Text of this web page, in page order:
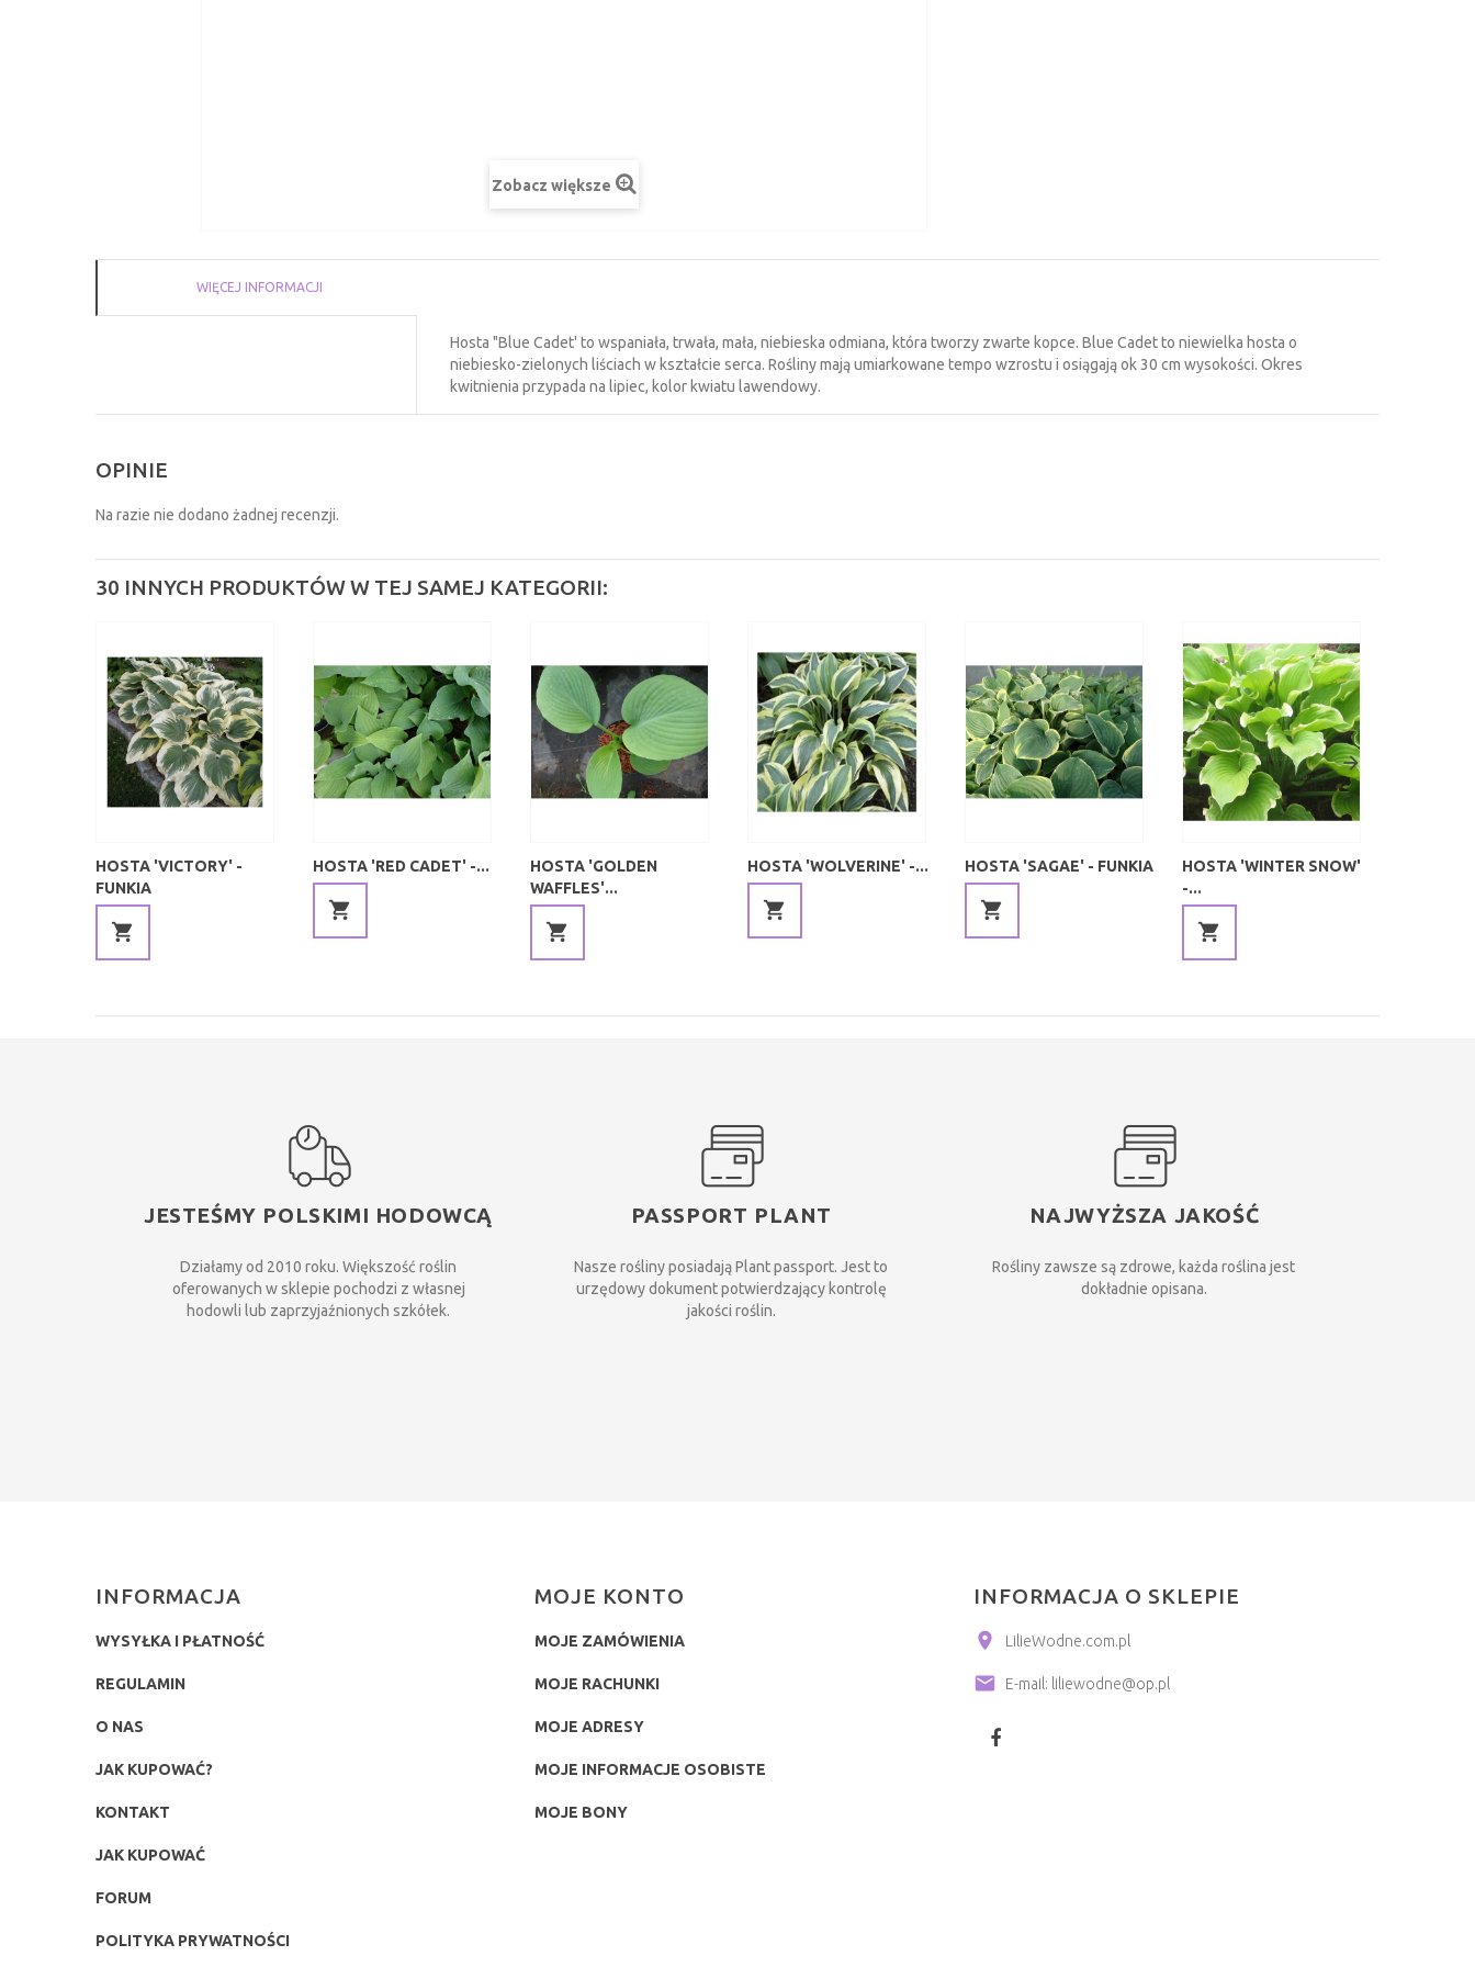
Zobacz większe
WIĘCEJ INFORMACJI
Hosta "Blue Cadet' to wspaniała, trwała, mała, niebieska odmiana, która tworzy zwarte kopce. Blue Cadet to niewielka hosta o
niebiesko-zielonych liściach w kształcie serca. Rośliny mają umiarkowane tempo wzrostu i osiągają ok 30 cm wysokości. Okres
kwitnienia przypada na lipiec, kolor kwiatu lawendowy.
OPINIE
Na razie nie dodano żadnej recenzji.
30 INNYCH PRODUKTÓW W TEJ SAMEJ KATEGORII:
HOSTA 'VICTORY' -
FUNKIA
HOSTA 'RED CADET' -...
HOSTA 'GOLDEN
WAFFLES'...
HOSTA 'WOLVERINE' -... HOSTA 'SAGAE' - FUNKIA
HOSTA 'WINTER SNOW'
-...
JESTEŚMY POLSKIMI HODOWCĄ
Działamy od 2010 roku. Większość roślin
oferowanych w sklepie pochodzi z własnej
hodowli lub zaprzyjaźnionych szkółek.
PASSPORT PLANT
Nasze rośliny posiadają Plant passport. Jest to
urzędowy dokument potwierdzający kontrolę
jakości roślin.
NAJWYŻSZA JAKOŚĆ
Rośliny zawsze są zdrowe, każda roślina jest
dokładnie opisana.
INFORMACJA
WYSYŁKA I PŁATNOŚĆ
REGULAMIN
O NAS
JAK KUPOWAĆ?
KONTAKT
JAK KUPOWAĆ
FORUM
POLITYKA PRYWATNOŚCI
MOJE KONTO
MOJE ZAMÓWIENIA
MOJE RACHUNKI
MOJE ADRESY
MOJE INFORMACJE OSOBISTE
MOJE BONY
INFORMACJA O SKLEPIE
LilieWodne.com.pl
E-mail: liliewodne@op.pl